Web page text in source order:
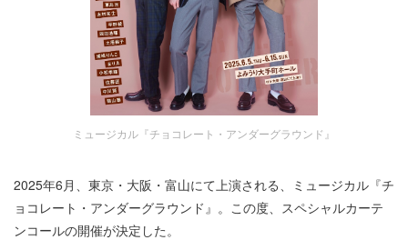
ミュージカル『チョコレート・アンダーグラウンド』
2025年6月、東京・大阪・富山にて上演される、ミュージカル『チ
ョコレート・アンダーグラウンド』。この度、スペシャルカーテ
ンコールの開催が決定した。